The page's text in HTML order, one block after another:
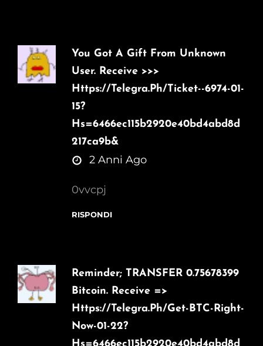
You Got A Gift From Unknown
User. Receive >>>
Https://telegra.ph/Ticket--6974-01-
15?
Hs=6466ec115b2920e40bd4abd8d
217ca9b&
says:2 Anni Ago
0vvcpj
RISPONDI
Reminder; TRANSFER 0.75678399
Bitcoin. Receive =>
Https://telegra.ph/Get-BTC-Right-
Now-01-22?
Hs=6466ec115b2920e40bd4abd8d